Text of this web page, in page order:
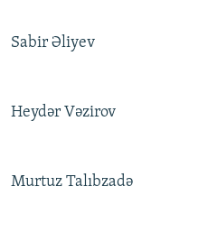
Sabir Əliyev
Heydər Vəzirov
Murtuz Talıbzadə